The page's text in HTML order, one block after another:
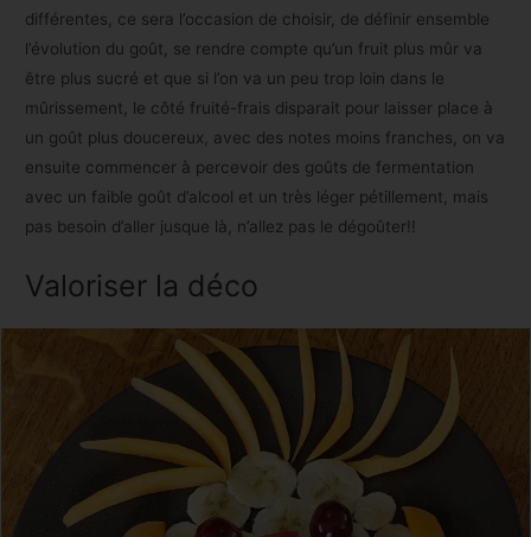
différentes, ce sera l’occasion de choisir, de définir ensemble
l’évolution du goût, se rendre compte qu’un fruit plus mûr va
être plus sucré et que si l’on va un peu trop loin dans le
mûrissement, le côté fruité-frais disparait pour laisser place à
un goût plus doucereux, avec des notes moins franches, on va
ensuite commencer à percevoir des goûts de fermentation
avec un faible goût d’alcool et un très léger pétillement, mais
pas besoin d’aller jusque là, n’allez pas le dégoûter!!
Valoriser la déco